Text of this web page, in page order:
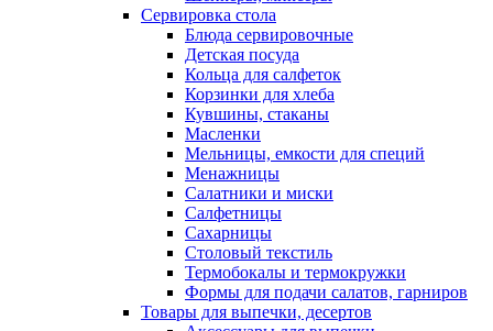
Сервировка стола
Блюда сервировочные
Детская посуда
Кольца для салфеток
Корзинки для хлеба
Кувшины, стаканы
Масленки
Мельницы, емкости для специй
Менажницы
Салатники и миски
Салфетницы
Сахарницы
Столовый текстиль
Термобокалы и термокружки
Формы для подачи салатов, гарниров
Товары для выпечки, десертов